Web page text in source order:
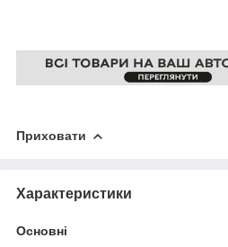
Приховати
Характеристики
Основні